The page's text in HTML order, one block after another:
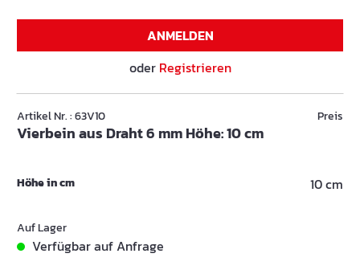
ANMELDEN
oder Registrieren
Artikel Nr. : 63V10
Vierbein aus Draht 6 mm Höhe: 10 cm
Preis
Höhe in cm 10 cm
Auf Lager
Verfügbar auf Anfrage